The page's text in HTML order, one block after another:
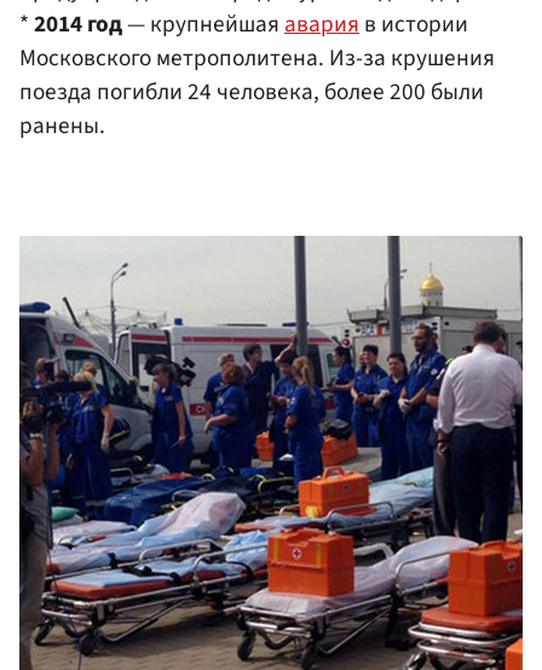
*2014 год— крупнейшаяаварияв истории
Московского метрополитена. Из-за крушения
поезда погибли 24 человека, более 200 были
ранены.